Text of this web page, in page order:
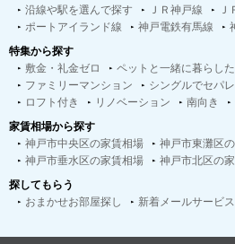
沿線や駅を選んで探す
ＪＲ神戸線 Ｊ
ポートアイランド線
神戸電鉄有馬線
特集から探す
敷金・礼金ゼロ
ペットと一緒に暮らした
ファミリーマンション
シングルでセパ
ロフト付き
リノベーション 南向き
家賃相場から探す
神戸市中央区の家賃相場
神戸市東灘区
神戸市垂水区の家賃相場
神戸市北区の
探してもらう
おまかせお部屋探し
新着メールサービス